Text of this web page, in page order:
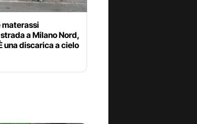
a Milano Nord,
una discarica a cielo